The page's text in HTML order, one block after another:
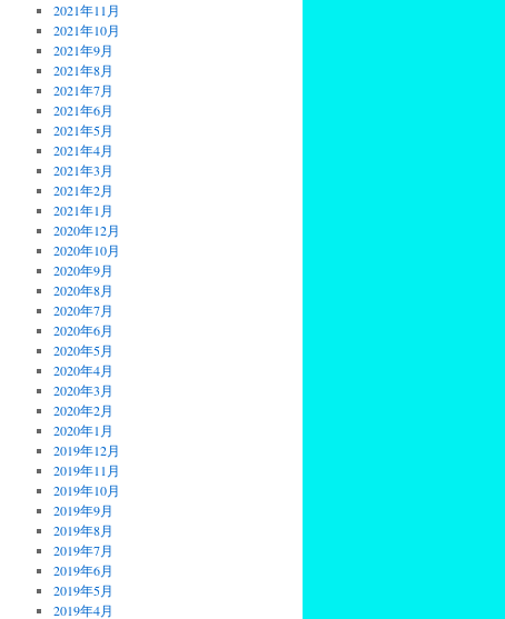
2021年11月
2021年10月
2021年9月
2021年8月
2021年7月
2021年6月
2021年5月
2021年4月
2021年3月
2021年2月
2021年1月
2020年12月
2020年10月
2020年9月
2020年8月
2020年7月
2020年6月
2020年5月
2020年4月
2020年3月
2020年2月
2020年1月
2019年12月
2019年11月
2019年10月
2019年9月
2019年8月
2019年7月
2019年6月
2019年5月
2019年4月